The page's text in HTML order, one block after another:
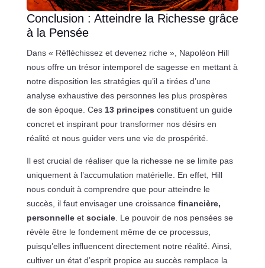
Conclusion : Atteindre la Richesse grâce
à la Pensée
Dans « Réfléchissez et devenez riche », Napoléon Hill
nous offre un trésor intemporel de sagesse en mettant à
notre disposition les stratégies qu’il a tirées d’une
analyse exhaustive des personnes les plus prospères
de son époque. Ces 13 principes constituent un guide
concret et inspirant pour transformer nos désirs en
réalité et nous guider vers une vie de prospérité.
Il est crucial de réaliser que la richesse ne se limite pas
uniquement à l’accumulation matérielle. En effet, Hill
nous conduit à comprendre que pour atteindre le
succès, il faut envisager une croissance financière,
personnelleet sociale. Le pouvoir de nos pensées se
révèle être le fondement même de ce processus,
puisqu’elles influencent directement notre réalité. Ainsi,
cultiver un état d’esprit propice au succès remplace la